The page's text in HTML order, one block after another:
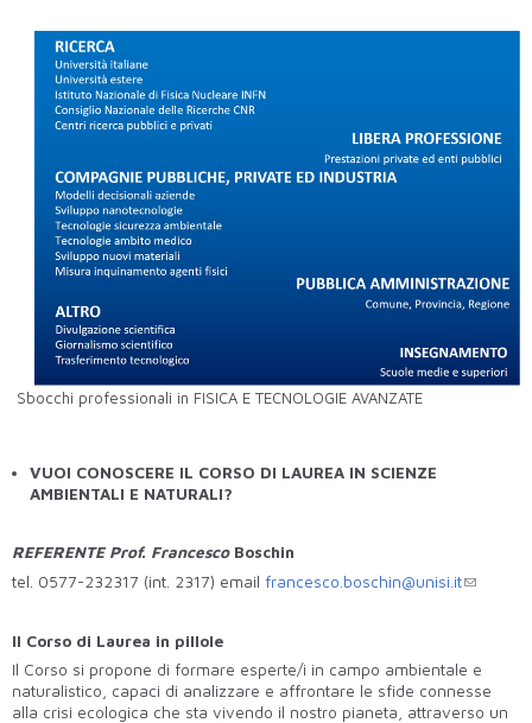
Sbocchi professionali in FISICA E TECNOLOGIE AVANZATE
VUOI CONOSCERE IL CORSO DI LAUREA IN SCIENZE
AMBIENTALI E NATURALI?
REFERENTE Prof. FrancescoBoschin
tel. 0577-232317 (int. 2317) email francesco.boschin@unisi.it
Il Corso di Laurea in pillole
Il Corso si propone di formare esperte/i in campo ambientale e
naturalistico, capaci di analizzare e affrontare le sfide connesse
alla crisi ecologica che sta vivendo il nostro pianeta, attraverso un